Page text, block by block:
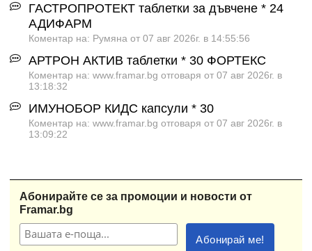
ГАСТРОПРОТЕКТ таблетки за дъвчене * 24
АДИФАРМ
Коментар на: Румяна от 07 авг 2026г. в 14:55:56
АРТРОН АКТИВ таблетки * 30 ФОРТЕКС
Коментар на: www.framar.bg отговаря от 07 авг 2026г. в
13:18:32
ИМУНОБОР КИДС капсули * 30
Коментар на: www.framar.bg отговаря от 07 авг 2026г. в
13:09:22
Абонирайте се за промоции и новости от
Framar.bg